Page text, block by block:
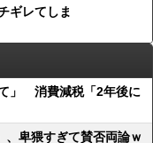
ギレてしま
」 消費減税「2年後に
、卑猥すぎて賛否両論ｗ